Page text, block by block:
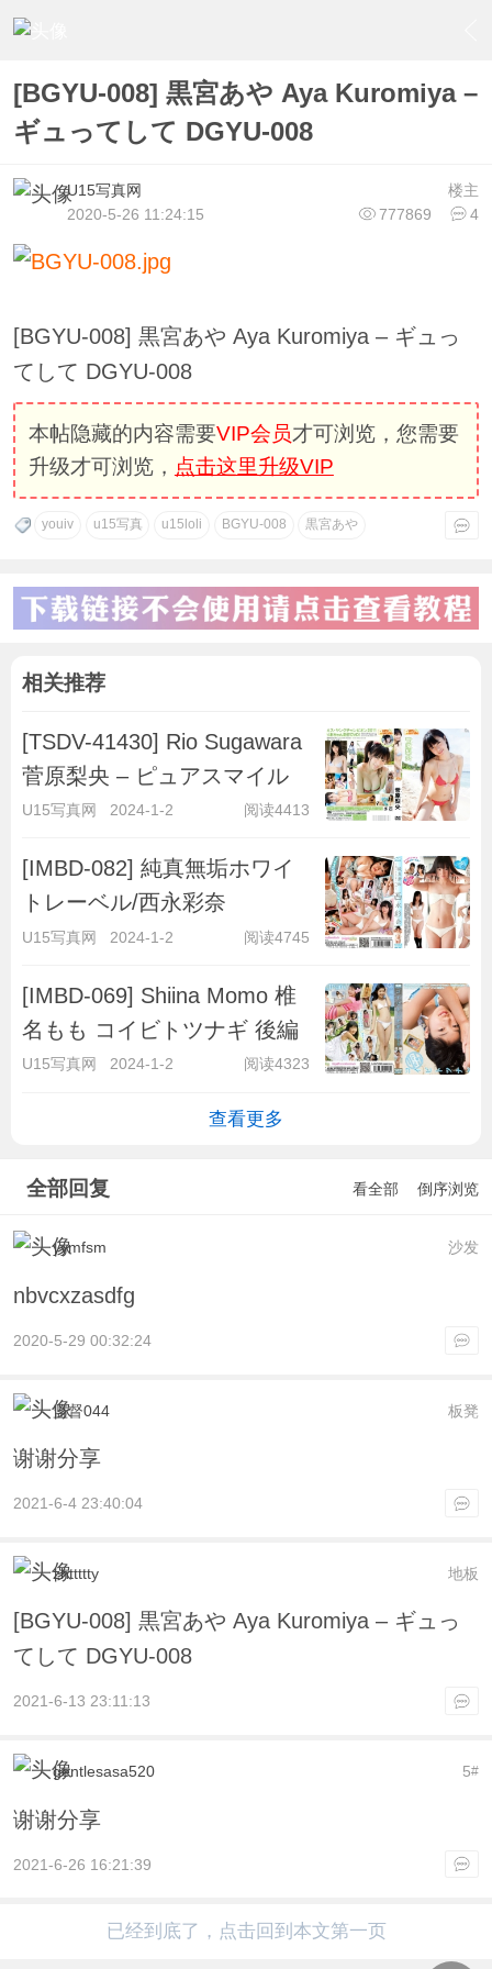
[BGYU-008] 黒宮あや Aya Kuromiya –
ギュってして DGYU-008
楼主
U15写真网
777869
4
2020-5-26 11:24:15
[BGYU-008] 黒宮あや Aya Kuromiya – ギュっ
てして DGYU-008
本帖隐藏的内容需要VIP会员才可浏览，您需要
升级才可浏览， 点击这里升级VIP
youiv u15写真 u15loli BGYU-008 黒宮あや
相关推荐
[TSDV-41430] Rio Sugawara
菅原梨央 – ピュアスマイル
U15写真网 2024-1-2 阅读4413
[IMBD-082] 純真無垢ホワイ
トレーベル/西永彩奈
U15写真网 2024-1-2 阅读4745
[IMBD-069] Shiina Momo 椎
名もも コイビトツナギ 後編
U15写真网 2024-1-2 阅读4323
查看更多
全部回复 看全部 倒序浏览
沙发
yymfsm
nbvcxzasdfg
2020-5-29 00:32:24
板凳
监督044
谢谢分享
2021-6-4 23:40:04
地板
zhttttty
[BGYU-008] 黒宮あや Aya Kuromiya – ギュっ
てして DGYU-008
2021-6-13 23:11:13
5#
gentlesasa520
谢谢分享
2021-6-26 16:21:39
已经到底了，点击回到本文第一页